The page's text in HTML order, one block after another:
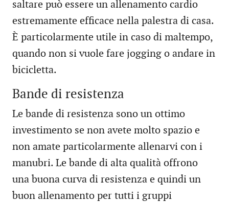
saltare può essere un allenamento cardio
estremamente efficace nella palestra di casa.
È particolarmente utile in caso di maltempo,
quando non si vuole fare jogging o andare in
bicicletta.
Bande di resistenza
Le bande di resistenza sono un ottimo
investimento se non avete molto spazio e
non amate particolarmente allenarvi con i
manubri. Le bande di alta qualità offrono
una buona curva di resistenza e quindi un
buon allenamento per tutti i gruppi